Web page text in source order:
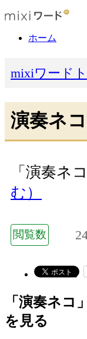
ホーム
mixiワード
演奏ネコ
「演奏ネ
む）
閲覧数
「演奏ネコ
を見る